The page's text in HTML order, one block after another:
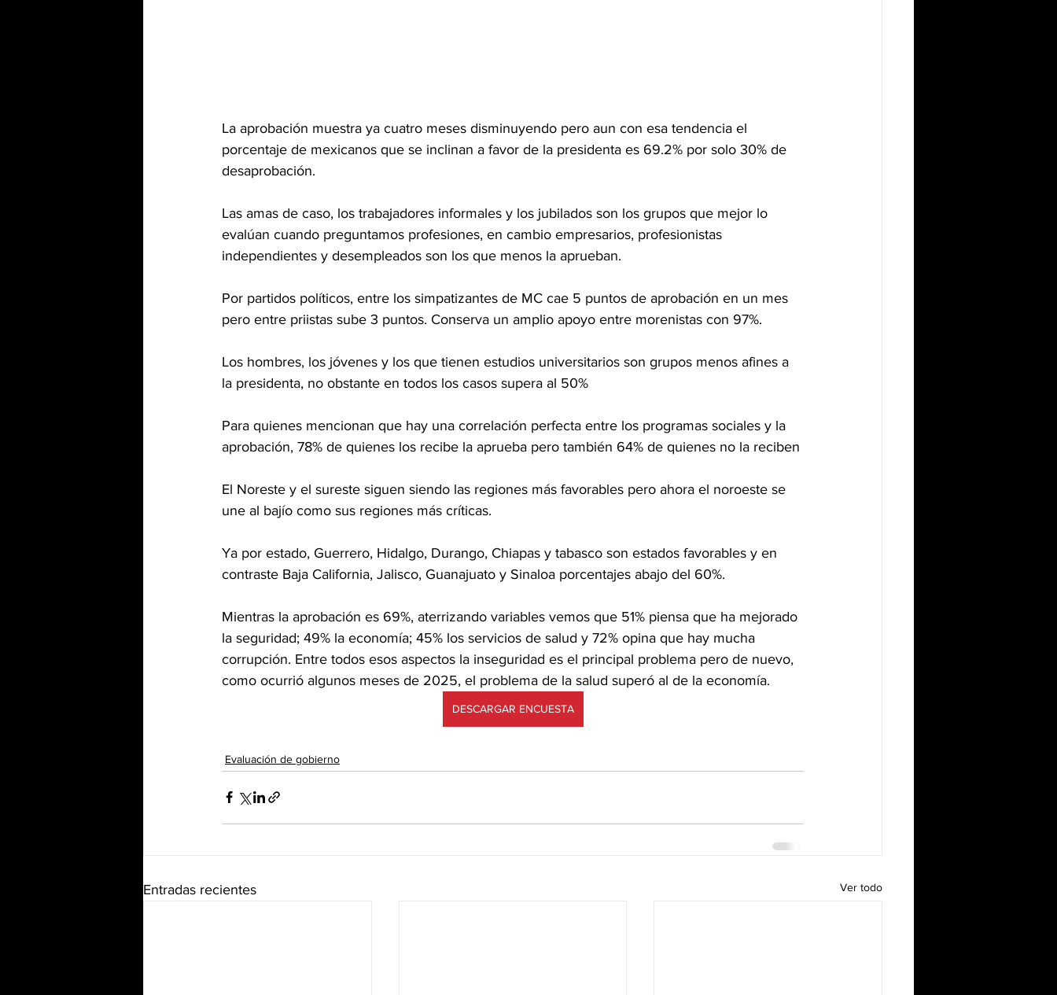
La aprobación muestra ya cuatro meses disminuyendo pero aun con esa tendencia el
porcentaje de mexicanos que se inclinan a favor de la presidenta es 69.2% por solo 30% de
desaprobación.
Las amas de caso, los trabajadores informales y los jubilados son los grupos que mejor lo
evalúan cuando preguntamos profesiones, en cambio empresarios, profesionistas
independientes y desempleados son los que menos la aprueban.
Por partidos políticos, entre los simpatizantes de MC cae 5 puntos de aprobación en un mes
pero entre priistas sube 3 puntos. Conserva un amplio apoyo entre morenistas con 97%.
Los hombres, los jóvenes y los que tienen estudios universitarios son grupos menos afines a
la presidenta, no obstante en todos los casos supera al 50%
Para quienes mencionan que hay una correlación perfecta entre los programas sociales y la
aprobación, 78% de quienes los recibe la aprueba pero también 64% de quienes no la reciben
El Noreste y el sureste siguen siendo las regiones más favorables pero ahora el noroeste se
une al bajío como sus regiones más críticas.
Ya por estado, Guerrero, Hidalgo, Durango, Chiapas y tabasco son estados favorables y en
contraste Baja California, Jalisco, Guanajuato y Sinaloa porcentajes abajo del 60%.
Mientras la aprobación es 69%, aterrizando variables vemos que 51% piensa que ha mejorado
la seguridad; 49% la economía; 45% los servicios de salud y 72% opina que hay mucha
corrupción. Entre todos esos aspectos la inseguridad es el principal problema pero de nuevo,
como ocurrió algunos meses de 2025, el problema de la salud superó al de la economía.
DESCARGAR ENCUESTA
Evaluación de gobierno
Entradas recientes Ver todo